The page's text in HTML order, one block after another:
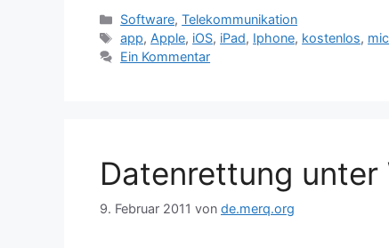
Kategorien
Software,Telekommunikation
Schlagwörter
app,Apple, iOS, iPad, Iphone, kostenlos,
Ein Kommentar
Datenrettung unter
9. Februar 2011 von de.merq.org